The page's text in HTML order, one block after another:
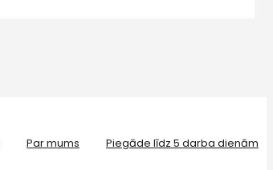
Par mums Piegāde līdz 5 darba dienām